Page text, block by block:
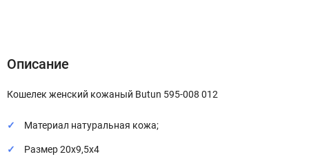
Описание
Кошелек женский кожаный Butun 595-008 012
Материал натуральная кожа;
Размер 20х9,5х4